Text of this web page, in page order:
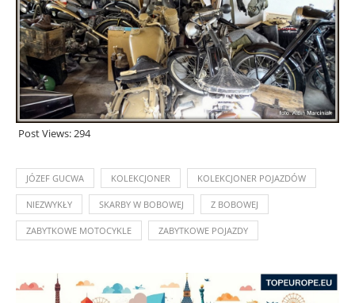
Post Views:294
JÓZEF GUCWA KOLEKCJONER KOLEKCJONER POJAZDÓW
NIEZWYKŁY SKARBY W BOBOWEJ Z BOBOWEJ
ZABYTKOWE MOTOCYKLE ZABYTKOWE POJAZDY